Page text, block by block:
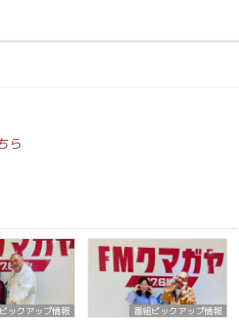
ら
ックアップ情報
番組ピックアップ情報